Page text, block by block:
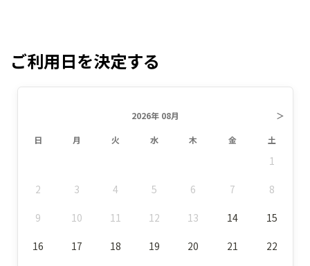
ご利用日を決定する
2026年 08月 ＞
日 月 火 水 木 金 土
1
2 3 4 5 6 7 8
9 10 11 12 13 14 15
16 17 18 19 20 21 22